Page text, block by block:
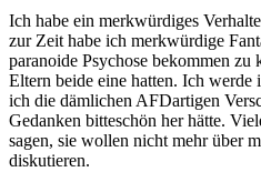
Ich habe ein merkwürdiges
zur Zeit habe ich merkwürdige
paranoide Psychose bekommen
Eltern beide eine hatten. Ich
ich die dämlichen AFDartigen
Gedanken bitteschön her hätte.
sagen, sie wollen nicht mehr über
diskutieren.